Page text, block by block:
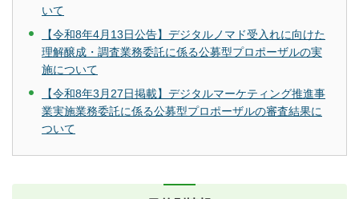
いて
【令和8年4月13日公告】デジタルノマド受入れに向けた
理解醸成・調査業務委託に係る公募型プロポーザルの実
施について
【令和8年3月27日掲載】デジタルマーケティング推進事
業実施業務委託に係る公募型プロポーザルの審査結果に
ついて